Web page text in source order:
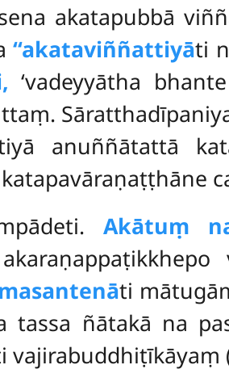
akatapubbā
‘‘akataviññattiyāti
‘vadeyyātha
anuññātattā
Akātuṃ
ti
tassa ñātakā na